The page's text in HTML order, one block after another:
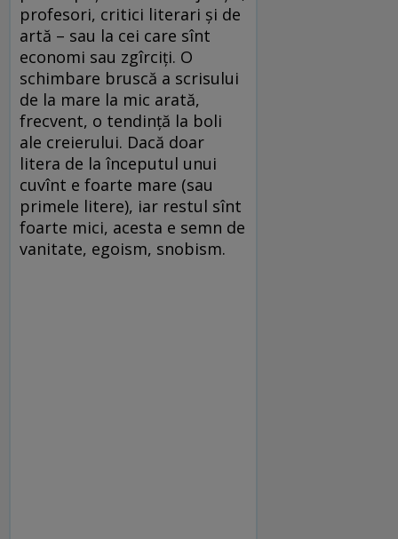
profesori, critici literari și de
artă – sau la cei care sînt
economi sau zgîrciți. O
schimbare bruscă a scrisului
de la mare la mic arată,
frecvent, o tendință la boli
ale creierului. Dacă doar
litera de la începutul unui
cuvînt e foarte mare (sau
primele litere), iar restul sînt
foarte mici, acesta e semn de
vanitate, egoism, snobism.